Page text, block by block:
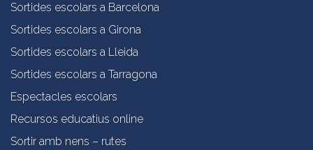
Sortides escolars a Barcelona
Sortides escolars a Girona
Sortides escolars a Lleida
Sortides escolars a Tarragona
Espectacles escolars
Recursos educatius online
Sortir amb nens – rutes